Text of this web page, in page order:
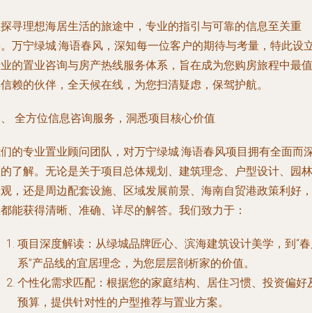
寻理想海居生活的旅途中，专业的指引与可靠的信息至关重
万宁绿城·海语春风，深知每一位客户的期待与考量，特此设
的置业咨询与房产热线服务体系，旨在成为您购房旅程中最值
赖的伙伴，全天候在线，为您扫清疑虑，保驾护航。
全方位信息咨询服务，洞悉项目核心价值
的专业置业顾问团队，对万宁绿城·海语春风项目拥有全面而
了解。无论是关于项目总体规划、建筑理念、户型设计、园林
，还是周边配套设施、区域发展前景、海南自贸港政策利好，
能获得清晰、准确、详尽的解答。我们致力于：
项目深度解读 ：从绿城品牌匠心、滨海建筑设计美学，到“
系”产品线的宜居理念，为您层层剖析家的价值。
个性化需求匹配 ：根据您的家庭结构、居住习惯、投资偏好
预算，提供针对性的户型推荐与置业方案。